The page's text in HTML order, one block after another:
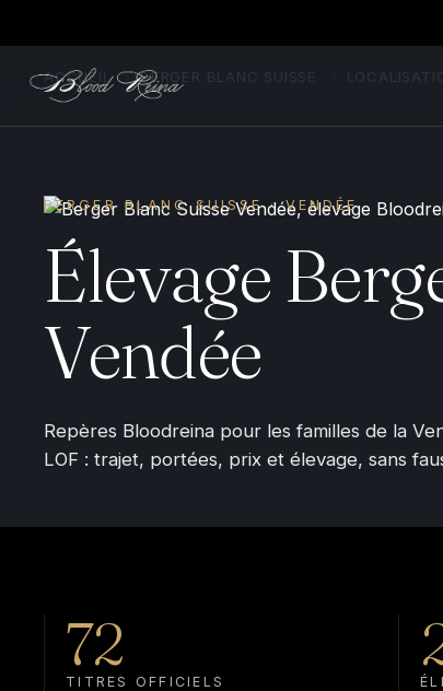
ACCUEIL › BERGER BLANC SUISSE
BERGER BLANC SUISSE · VENDÉE
Élevage
Vendée
Repères Bloodreina pour les familles de la
LOF : trajet, portées, prix et élevage, sans
72
TITRES OFFICIELS